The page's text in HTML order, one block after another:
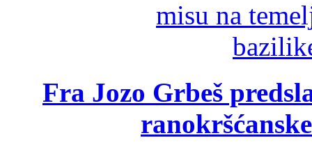
Fra Jozo Grbeš